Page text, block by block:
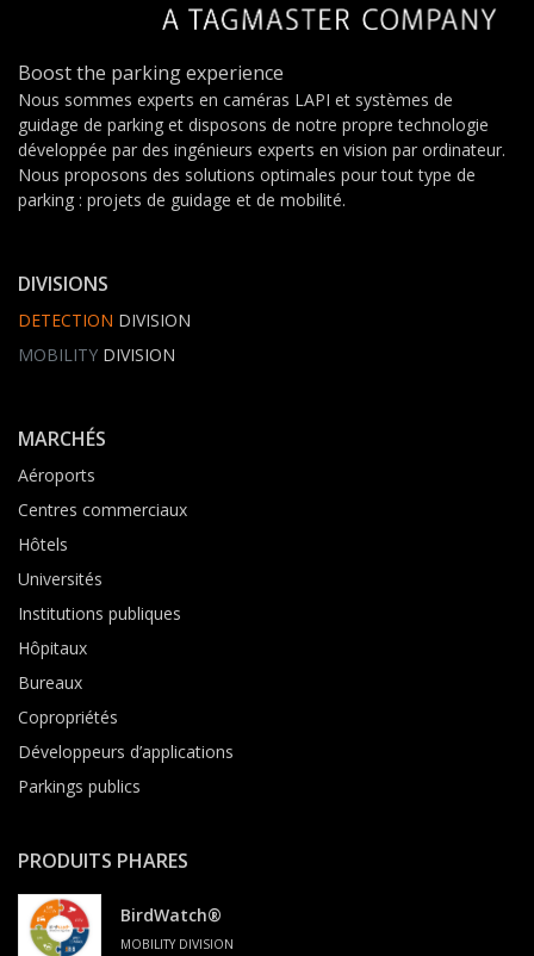
Boost the parking experience
Nous sommes experts en caméras LAPI et systèmes de
guidage de parking et disposons de notre propre technologie
développée par des ingénieurs experts en vision par ordinateur.
Nous proposons des solutions optimales pour tout type de
parking : projets de guidage et de mobilité.
DIVISIONS
DETECTION DIVISION
MOBILITY DIVISION
MARCHÉS
Aéroports
Centres commerciaux
Hôtels
Universités
Institutions publiques
Hôpitaux
Bureaux
Copropriétés
Développeurs d’applications
Parkings publics
PRODUITS PHARES
BirdWatch®
MOBILITY DIVISION